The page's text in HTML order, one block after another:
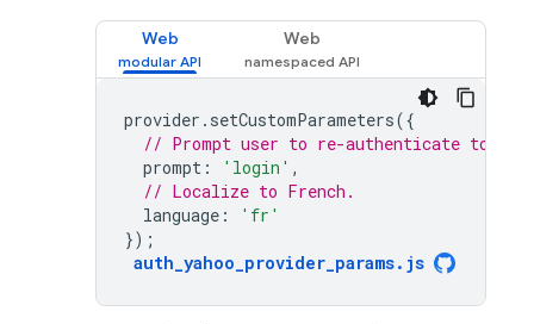
Web Web
provider . setCustomParameters({
// Prompt user to re-authenticate to
prompt : 'login' ,
// Localize to French.
language :
'fr'
});
auth_yahoo_provider_params. js